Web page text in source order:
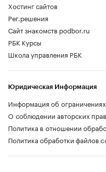
Хостинг сайтов
Рег.решения
Сайт знакомств podbor.ru
РБК Курсы
Школа управления РБК
Юридическая Информация
Информация об ограничениях
О соблюдении авторских прав
Политика в отношении
Политика обработки файлов